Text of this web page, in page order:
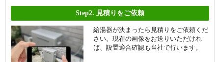
Step2. 見積りをご依頼
給湯器が決まったら見積りをご依頼くだ
さい。現在の画像をお送りいただけれ
ば、設置適合確認も当社で行います。